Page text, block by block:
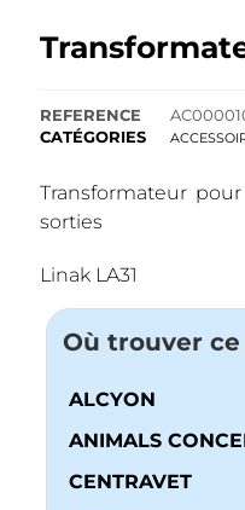
REFERENCE
CATÉGORIES
Transformateur
sorties
Linak LA31
Où trouver
ALCYON
ANIMALS
CENTRAVET